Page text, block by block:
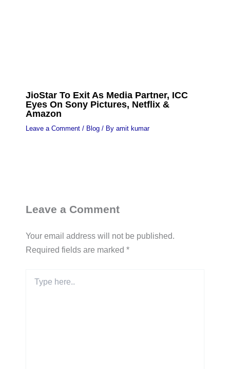
JioStar To Exit As Media Partner, ICC
Eyes On Sony Pictures, Netflix &
Amazon
Leave a Comment / Blog/ By amit kumar
Leave a Comment
Your email address will not be published.
Required fields are marked *
here..